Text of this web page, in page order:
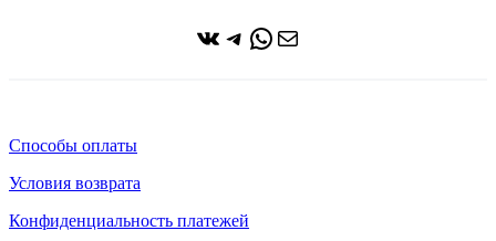
ВКонтакте
Telegram
WhatsApp
Почта
Способы оплаты
Условия возврата
Конфиденциальность платежей